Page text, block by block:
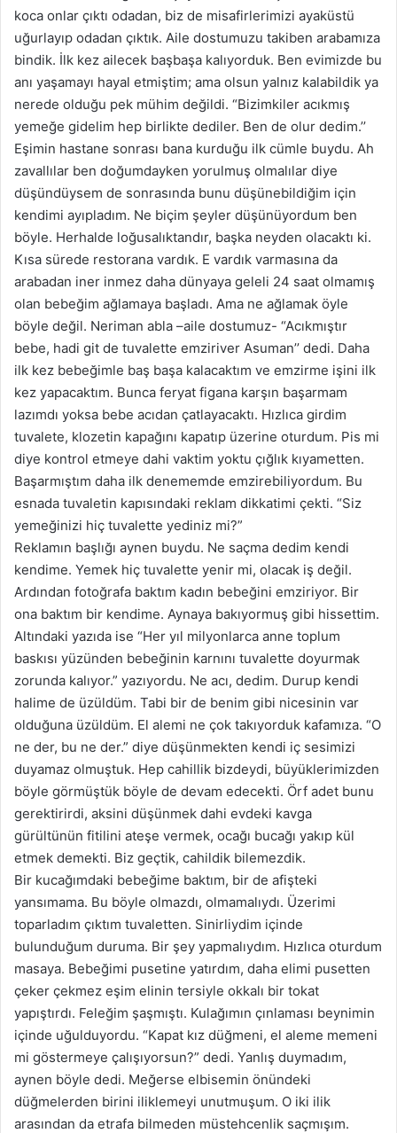
koca onlar çıktı odadan, biz de misafirlerimizi ayaküstü
uğurlayıp odadan çıktık. Aile dostumuzu takiben arabamıza
bindik. İlk kez ailecek başbaşa kalıyorduk. Ben evimizde bu
anı yaşamayı hayal etmiştim; ama olsun yalnız kalabildik ya
nerede olduğu pek mühim değildi. “Bizimkiler acıkmış
yemeğe gidelim hep birlikte dediler. Ben de olur dedim.’’
Eşimin hastane sonrası bana kurduğu ilk cümle buydu. Ah
zavallılar ben doğumdayken yorulmuş olmalılar diye
düşündüysem de sonrasında bunu düşünebildiğim için
kendimi ayıpladım. Ne biçim şeyler düşünüyordum ben
böyle. Herhalde loğusalıktandır, başka neyden olacaktı ki.
Kısa sürede restorana vardık. E vardık varmasına da
arabadan iner inmez daha dünyaya geleli 24 saat olmamış
olan bebeğim ağlamaya başladı. Ama ne ağlamak öyle
böyle değil. Neriman abla –aile dostumuz- “Acıkmıştır
bebe, hadi git de tuvalette emziriver Asuman’’ dedi. Daha
ilk kez bebeğimle baş başa kalacaktım ve emzirme işini ilk
kez yapacaktım. Bunca feryat figana karşın başarmam
lazımdı yoksa bebe acıdan çatlayacaktı. Hızlıca girdim
tuvalete, klozetin kapağını kapatıp üzerine oturdum. Pis mi
diye kontrol etmeye dahi vaktim yoktu çığlık kıyametten.
Başarmıştım daha ilk denememde emzirebiliyordum. Bu
esnada tuvaletin kapısındaki reklam dikkatimi çekti. “Siz
yemeğinizi hiç tuvalette yediniz mi?”
Reklamın başlığı aynen buydu. Ne saçma dedim kendi
kendime. Yemek hiç tuvalette yenir mi, olacak iş değil.
Ardından fotoğrafa baktım kadın bebeğini emziriyor. Bir
ona baktım bir kendime. Aynaya bakıyormuş gibi hissettim.
Altındaki yazıda ise “Her yıl milyonlarca anne toplum
baskısı yüzünden bebeğinin karnını tuvalette doyurmak
zorunda kalıyor.” yazıyordu. Ne acı, dedim. Durup kendi
halime de üzüldüm. Tabi bir de benim gibi nicesinin var
olduğuna üzüldüm. El alemi ne çok takıyorduk kafamıza. “O
ne der, bu ne der.” diye düşünmekten kendi iç sesimizi
duyamaz olmuştuk. Hep cahillik bizdeydi, büyüklerimizden
böyle görmüştük böyle de devam edecekti. Örf adet bunu
gerektirirdi, aksini düşünmek dahi evdeki kavga
gürültünün fitilini ateşe vermek, ocağı bucağı yakıp kül
etmek demekti. Biz geçtik, cahildik bilemezdik.
Bir kucağımdaki bebeğime baktım, bir de afişteki
yansımama. Bu böyle olmazdı, olmamalıydı. Üzerimi
toparladım çıktım tuvaletten. Sinirliydim içinde
bulunduğum duruma. Bir şey yapmalıydım. Hızlıca oturdum
masaya. Bebeğimi pusetine yatırdım, daha elimi pusetten
çeker çekmez eşim elinin tersiyle okkalı bir tokat
yapıştırdı. Feleğim şaşmıştı. Kulağımın çınlaması beynimin
içinde uğulduyordu. “Kapat kız düğmeni, el aleme memeni
mi göstermeye çalışıyorsun?” dedi. Yanlış duymadım,
aynen böyle dedi. Meğerse elbisemin önündeki
düğmelerden birini iliklemeyi unutmuşum. O iki ilik
arasından da etrafa bilmeden müstehcenlik saçmışım.